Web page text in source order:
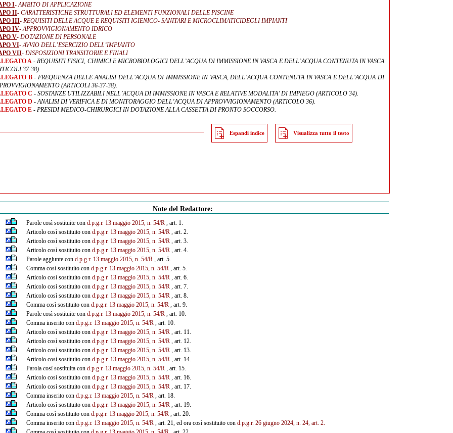
I- AMBITO DI APPLICAZIONE
II- CARATTERISTICHE STRUTTURALI ED ELEMENTI FUNZIONALI DELLE PISCINE
III- REQUISITI DELLE ACQUE E REQUISITI IGIENICO- SANITARI E MICROCLIMATICIDEGLI IMPIANTI
IV- APPROVVIGIONAMENTO IDRICO
V- DOTAZIONE DI PERSONALE
VI- AVVIO DELL’ESERCIZIO DELL’IMPIANTO
VII- DISPOSIZIONI TRANSITORIE E FINALI
A - REQUISITI FISICI, CHIMICI E MICROBIOLOGICI DELL’ACQUA DI IMMISSIONE IN VASCA E DELL’ACQUA CONTENUTA IN VASCA
37-38).
B- FREQUENZA DELLE ANALISI DELL’ACQUA DI IMMISSIONE IN VASCA, DELL’ACQUA CONTENUTA IN VASCA E DELL’ACQUA DI
(ARTICOLI 36-37-38).
C - SOSTANZE UTILIZZABILI NELL’ACQUA DI IMMISSIONE IN VASCA E RELATIVE MODALITA’ DI IMPIEGO (ARTICOLO 34).
D - ANALISI DI VERIFICA E DI MONITORAGGIO DELL’ACQUA DI APPROVVIGIONAMENTO (ARTICOLO 36).
E - PRESIDI MEDICO-CHIRURGICI IN DOTAZIONE ALLA CASSETTA DI PRONTO SOCCORSO.
Espandi indice Visualizza tutto il testo
Note del Redattore:
Parole così sostituite con d.p.g.r. 13 maggio 2015, n. 54/R, art. 1.
Articolo così sostituito con d.p.g.r. 13 maggio 2015, n. 54/R, art. 2.
Articolo così sostituito con d.p.g.r. 13 maggio 2015, n. 54/R, art. 3.
Articolo così sostituito con d.p.g.r. 13 maggio 2015, n. 54/R, art. 4.
Parole aggiunte con d.p.g.r. 13 maggio 2015, n. 54/R, art. 5.
Comma così sostituito con d.p.g.r. 13 maggio 2015, n. 54/R, art. 5.
Articolo così sostituito con d.p.g.r. 13 maggio 2015, n. 54/R, art. 6.
Articolo così sostituito con d.p.g.r. 13 maggio 2015, n. 54/R, art. 7.
Articolo così sostituito con d.p.g.r. 13 maggio 2015, n. 54/R, art. 8.
Comma così sostituito con d.p.g.r. 13 maggio 2015, n. 54/R, art. 9.
Parole così sostituite con d.p.g.r. 13 maggio 2015, n. 54/R, art. 10.
Comma inserito con d.p.g.r. 13 maggio 2015, n. 54/R, art. 10.
Articolo così sostituito con d.p.g.r. 13 maggio 2015, n. 54/R, art. 11.
Articolo così sostituito con d.p.g.r. 13 maggio 2015, n. 54/R, art. 12.
Articolo così sostituito con d.p.g.r. 13 maggio 2015, n. 54/R, art. 13.
Articolo così sostituito con d.p.g.r. 13 maggio 2015, n. 54/R, art. 14.
Parola così sostituita con d.p.g.r. 13 maggio 2015, n. 54/R, art. 15.
Articolo così sostituito con d.p.g.r. 13 maggio 2015, n. 54/R, art. 16.
Articolo così sostituito con d.p.g.r. 13 maggio 2015, n. 54/R, art. 17.
Comma inserito con d.p.g.r. 13 maggio 2015, n. 54/R, art. 18.
Articolo così sostituito con d.p.g.r. 13 maggio 2015, n. 54/R, art. 19.
Comma così sostituito con d.p.g.r. 13 maggio 2015, n. 54/R, art. 20.
Comma inserito con d.p.g.r. 13 maggio 2015, n. 54/R, art. 21, ed ora così sostituito con d.p.g.r. 26 giugno 2024, n. 24, art. 2.